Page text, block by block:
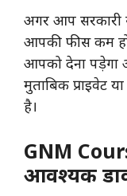
अगर आप सरकारी
आपकी फीस कम
आपको देना
मुताबिक प्राइवेट
है।
GNM
आवश्यक